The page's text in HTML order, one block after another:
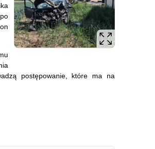
postępowanie, które ma na